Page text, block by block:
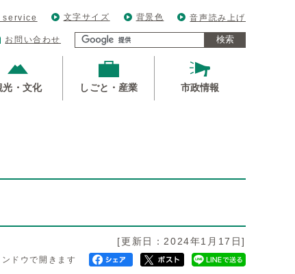
文字サイズ 背景色 音声読み上げ
お問い合わせ 検索
光・文化 しごと・産業 市政情報
[更新日：2024年1月17日]
ドウで開きます